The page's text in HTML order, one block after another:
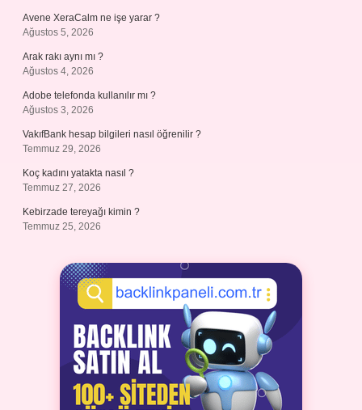
Avene XeraCalm ne işe yarar ?
Ağustos 5, 2026
Arak rakı aynı mı ?
Ağustos 4, 2026
Adobe telefonda kullanılır mı ?
Ağustos 3, 2026
VakıfBank hesap bilgileri nasıl öğrenilir ?
Temmuz 29, 2026
Koç kadını yatakta nasıl ?
Temmuz 27, 2026
Kebirzade tereyağı kimin ?
Temmuz 25, 2026